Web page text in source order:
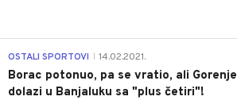
OSTALI SPORTOVI 14.02.2021.
Borac potonuo, pa se vratio, ali Gorenje
dolazi u Banjaluku sa "plus četiri"!